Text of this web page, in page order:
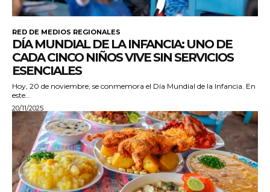
RED DE MEDIOS REGIONALES
DÍA MUNDIAL DE LA INFANCIA: UNO DE
CADA CINCO NIÑOS VIVE SIN SERVICIOS
ESENCIALES
Hoy, 20 de noviembre, se conmemora el Día Mundial de la Infancia. En
este...
20/11/2025